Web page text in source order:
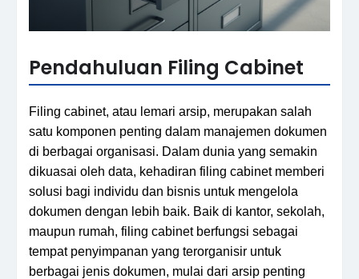
Pendahuluan Filing Cabinet
Filing cabinet, atau lemari arsip, merupakan salah
satu komponen penting dalam manajemen dokumen
di berbagai organisasi. Dalam dunia yang semakin
dikuasai oleh data, kehadiran filing cabinet memberi
solusi bagi individu dan bisnis untuk mengelola
dokumen dengan lebih baik. Baik di kantor, sekolah,
maupun rumah, filing cabinet berfungsi sebagai
tempat penyimpanan yang terorganisir untuk
berbagai jenis dokumen, mulai dari arsip penting